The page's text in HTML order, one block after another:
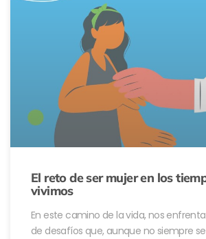
El reto de ser mujer en los
vivimos
En este camino de la vida, nos
de desafíos que, aunque no siempre